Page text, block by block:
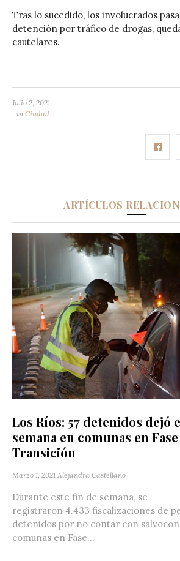
Tras lo sucedido, los involucrados
detención por tráfico de drogas,
cautelares.
Julio 2, 2021
in Ciudad
ARTÍCULOS
Los Ríos: 57 detenidos dejó
semana en comunas en
Transición
Marzo 1, 2021 Alejandra Castellano
Durante este fin de semana, se
registraron 4.433 fiscalizaciones de
detenidos por no contar con
comunas en Fase...